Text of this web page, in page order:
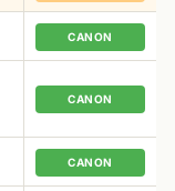
CANON
CANON
CANON